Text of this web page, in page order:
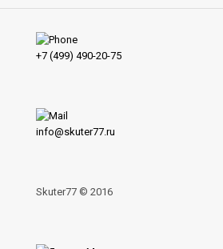
+7 (499) 490-20-75
info@skuter77.ru
Skuter77 © 2016